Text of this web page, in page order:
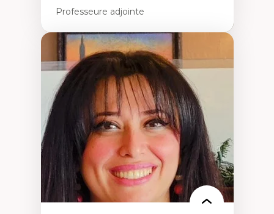
Professeure adjointe
Expertises
Les apports pédagogiques des théories de
l'affect, du posthumanisme, du féminisme
dans l'éducation aux sciences
L'apprentissage des sciences/STIM dans une
perspective socioécologique de care
L’insertion professionnelle des
enseignant.e.s